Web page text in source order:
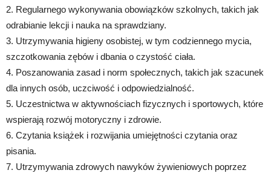
2. Regularnego wykonywania obowiązków szkolnych, takich jak
odrabianie lekcji i nauka na sprawdziany.
3. Utrzymywania higieny osobistej, w tym codziennego mycia,
szczotkowania zębów i dbania o czystość ciała.
4. Poszanowania zasad i norm społecznych, takich jak szacunek
dla innych osób, uczciwość i odpowiedzialność.
5. Uczestnictwa w aktywnościach fizycznych i sportowych, które
wspierają rozwój motoryczny i zdrowie.
6. Czytania książek i rozwijania umiejętności czytania oraz
pisania.
7. Utrzymywania zdrowych nawyków żywieniowych poprzez